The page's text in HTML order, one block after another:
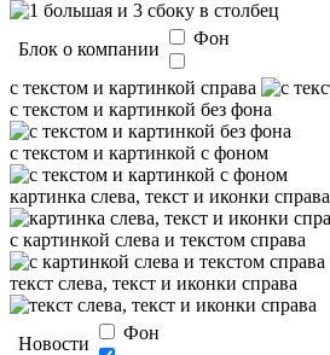
Блок о компании
Фон
с текстом и картинкой справа
с текстом и картинкой без фона
с текстом и картинкой с фоном
картинка слева, текст и иконки справа
с картинкой слева и текстом справа
текст слева, текст и иконки справа
Новости
Фон